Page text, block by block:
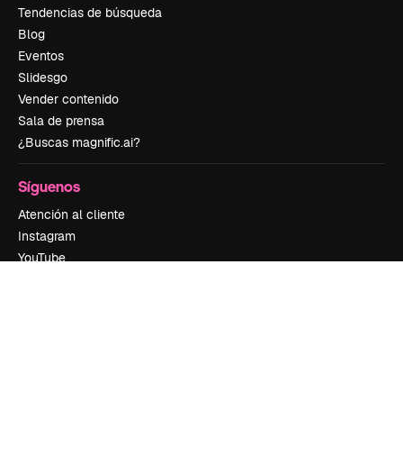
Tendencias de búsqueda
Blog
Eventos
Slidesgo
Vender contenido
Sala de prensa
¿Buscas magnific.ai?
Síguenos
Atención al cliente
Instagram
YouTube